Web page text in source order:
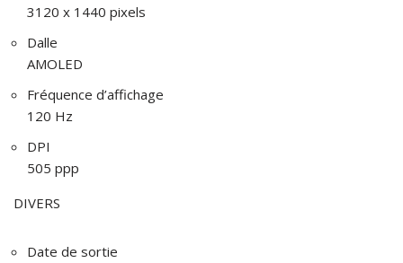
3120 x 1440 pixels
Dalle
AMOLED
Fréquence d’affichage
120 Hz
DPI
505 ppp
DIVERS
Date de sortie